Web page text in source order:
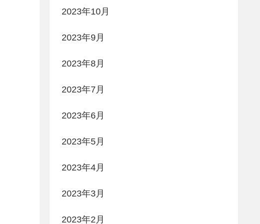
2023年10月
2023年9月
2023年8月
2023年7月
2023年6月
2023年5月
2023年4月
2023年3月
2023年2月